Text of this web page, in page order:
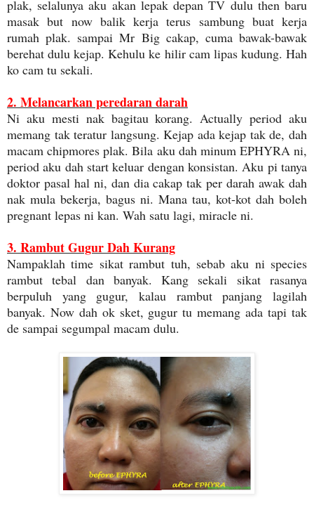
plak, selalunya aku akan lepak depan TV dulu then baru
masak but now balik kerja terus sambung buat kerja
rumah plak. sampai Mr Big cakap, cuma bawak-bawak
berehat dulu kejap. Kehulu ke hilir cam lipas kudung. Hah
ko cam tu sekali.
2. Melancarkan peredaran darah
Ni aku mesti nak bagitau korang. Actually period aku
memang tak teratur langsung. Kejap ada kejap tak de, dah
macam chipmores plak. Bila aku dah minum EPHYRA ni,
period aku dah start keluar dengan konsistan. Aku pi tanya
doktor pasal hal ni, dan dia cakap tak per darah awak dah
nak mula bekerja, bagus ni. Mana tau, kot-kot dah boleh
pregnant lepas ni kan. Wah satu lagi, miracle ni.
3. Rambut Gugur Dah Kurang
Nampaklah time sikat rambut tuh, sebab aku ni species
rambut tebal dan banyak. Kang sekali sikat rasanya
berpuluh yang gugur, kalau rambut panjang lagilah
banyak. Now dah ok sket, gugur tu memang ada tapi tak
de sampai segumpal macam dulu.